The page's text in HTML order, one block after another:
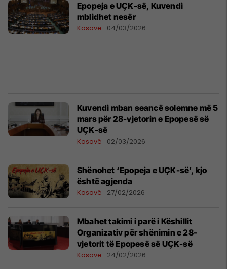
Epopeja e UÇK-së, Kuvendi
mblidhet nesër
Kosovë 04/03/2026
Kuvendi mban seancë solemne më 5
mars për 28-vjetorin e Epopesë së
UÇK-së
Kosovë 02/03/2026
Shënohet ‘Epopeja e UÇK-së’, kjo
është agjenda
Kosovë 27/02/2026
Mbahet takimi i parë i Këshillit
Organizativ për shënimin e 28-
vjetorit të Epopesë së UÇK-së
Kosovë 24/02/2026